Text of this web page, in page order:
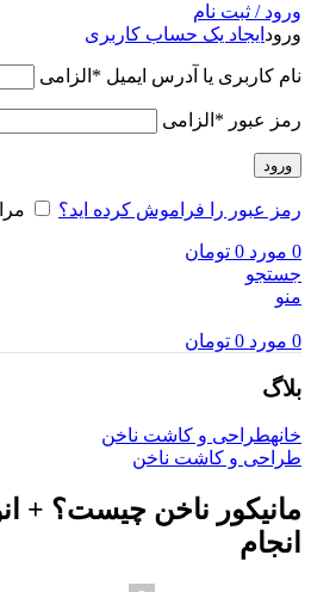
ورود / ثبت نام
ورود ایجاد یک حساب کاربری
نام کاربری یا آدرس ایمیل * الزامی
رمز عبور * الزامی
ورود
رمز عبور را فراموش کرده اید؟
0 مورد 0 تومان
جستجو
منو
0 مورد 0 تومان
بلاگ
خانهطراحی و کاشت ناخن
طراحی و کاشت ناخن
مانیکور ناخن چیست؟ +
انجام